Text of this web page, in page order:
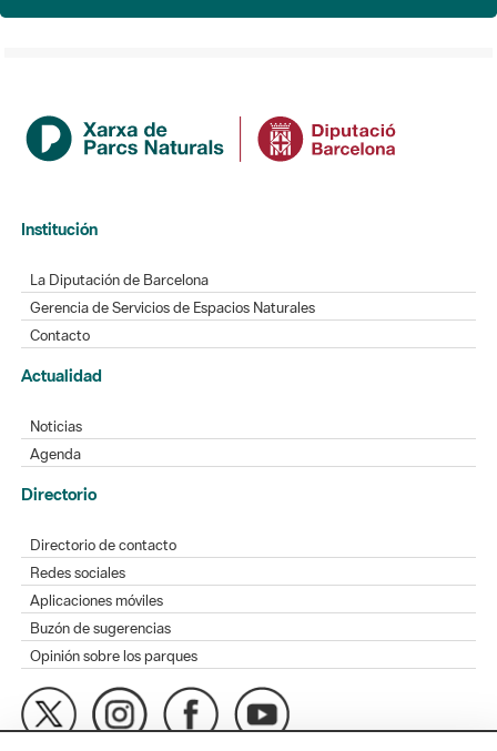
Institución
La Diputación de Barcelona
Gerencia de Servicios de Espacios Naturales
Contacto
Actualidad
Noticias
Agenda
Directorio
Directorio de contacto
Redes sociales
Aplicaciones móviles
Buzón de sugerencias
Opinión sobre los parques